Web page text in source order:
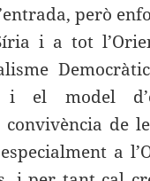
però
i a tot
i el model
de
a